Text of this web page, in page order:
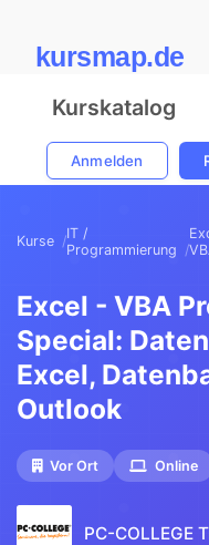
kursmap.de
Kurskatalog
Anmelden
Kurse
IT /
Programmierung
Excel - VBA
Special:
Excel,
Outlook
Vor Ort Online
PC-COLLEGE